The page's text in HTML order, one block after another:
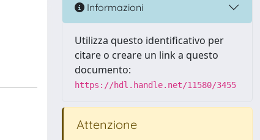
Informazioni
Utilizza questo identificativo per
citare o creare un link a questo
documento:
https://hdl.handle.net/11580/3455
Attenzione